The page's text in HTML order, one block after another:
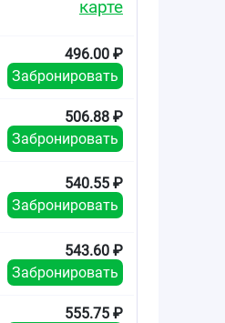
карте
496.00 ₽
Забронировать
506.88 ₽
Забронировать
540.55 ₽
Забронировать
543.60 ₽
Забронировать
555.75 ₽